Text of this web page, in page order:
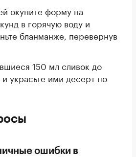
окуните форму на
в горячую воду и
бланманже, перевернув
150 мл сливок до
украсьте ими десерт по
ошибки в